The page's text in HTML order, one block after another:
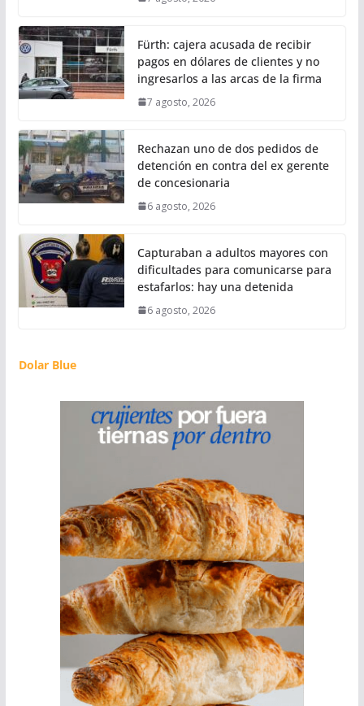
Fürth: cajera acusada de recibir
pagos en dólares de clientes y no
ingresarlos a las arcas de la firma
7 agosto, 2026
Rechazan uno de dos pedidos de
detención en contra del ex gerente
de concesionaria
6 agosto, 2026
Capturaban a adultos mayores con
dificultades para comunicarse para
estafarlos: hay una detenida
6 agosto, 2026
Dolar Blue